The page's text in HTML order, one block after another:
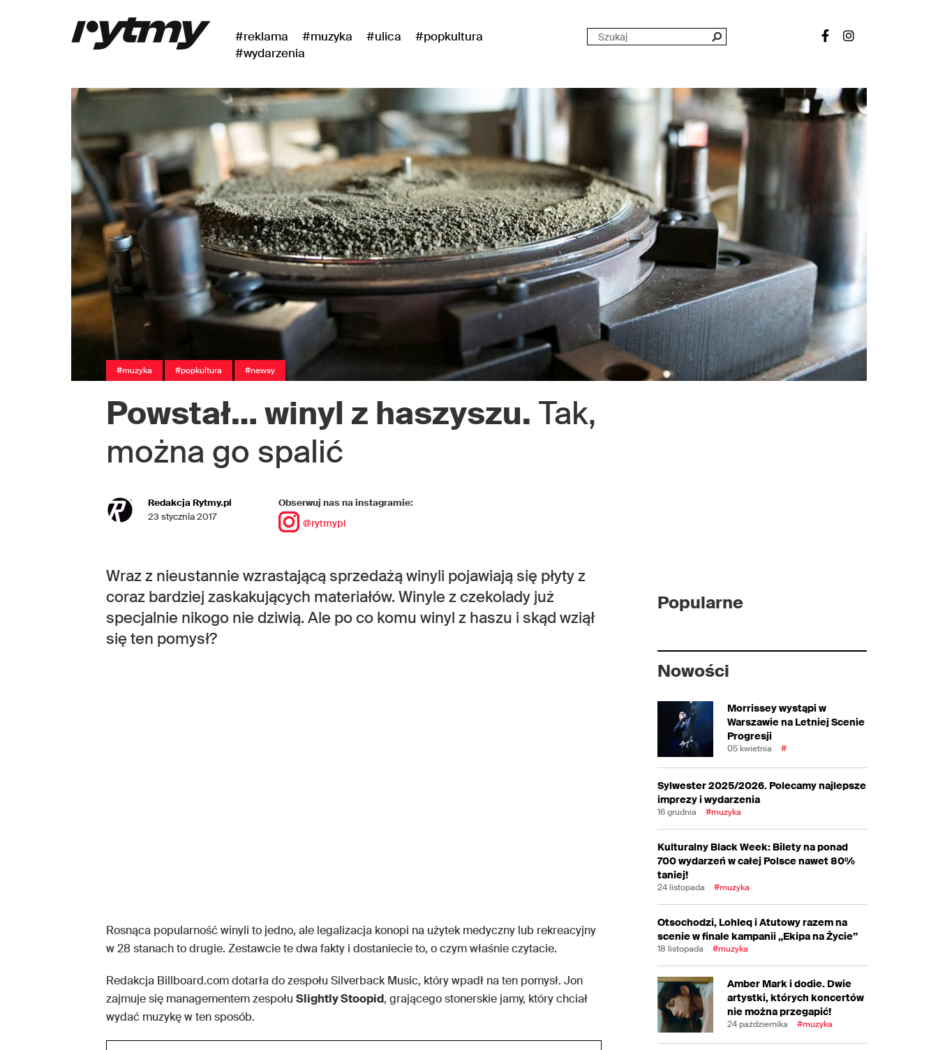
#reklama #muzyka #ulica
#popkultura
#wydarzenia
#muzyka #popkultura #newsy
Powstał… winyl z haszyszu. Tak,
można go spalić
Redakcja Rytmy.pl
23 stycznia 2017
Obserwuj nas na instagramie:
@rytmypl
Wraz z nieustannie wzrastającą sprzedażą winyli pojawiają się płyty z
coraz bardziej zaskakujących materiałów. Winyle z czekolady już
specjalnie nikogo nie dziwią. Ale po co komu winyl z haszu i skąd wziął
się ten pomysł?
Rosnąca popularność winyli to jedno, ale legalizacja konopi na użytek medyczny lub rekreacyjny
w 28 stanach to drugie. Zestawcie te dwa fakty i dostaniecie to, o czym właśnie czytacie.
Redakcja Billboard.com dotarła do zespołu Silverback Music, który wpadł na ten pomysł. Jon
zajmuje się managementem zespołu Slightly Stoopid, grającego stonerskie jamy, który chciał
wydać muzykę w ten sposób.
Popularne
Nowości
Morrissey wystąpi w
Warszawie na Letniej Scenie
Progresji
05 kwietnia #
Sylwester 2025/2026. Polecamy najlepsze
imprezy i wydarzenia
16 grudnia #muzyka
Kulturalny Black Week: Bilety na ponad
700 wydarzeń w całej Polsce nawet 80%
taniej!
24 listopada #muzyka
Otsochodzi, Lohleq i Atutowy razem na
scenie w finale kampanii „Ekipa na Życie”
18 listopada #muzyka
Amber Mark i dodie. Dwie
artystki, których koncertów
nie można przegapić!
24 października #muzyka